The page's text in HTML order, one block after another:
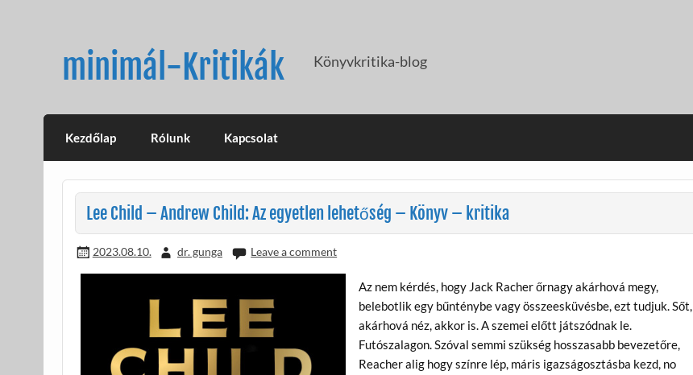
minimál-Kritikák Könyvkritika-blog
Kezdőlap Rólunk Kapcsolat
Lee Child – Andrew Child: Az egyetlen lehetőség – Könyv – kritika
2023.08.10. dr. gunga Leave a comment
Az nem kérdés, hogy Jack Racher őrnagy akárhová megy,
belebotlik egy bűnténybe vagy összeesküvésbe, ezt tudjuk. Sőt,
akárhová néz, akkor is. A szemei előtt játszódnak le.
Futószalagon. Szóval semmi szükség hosszasabb bevezetőre,
Reacher alig hogy színre lép, máris igazságosztásba kezd, no